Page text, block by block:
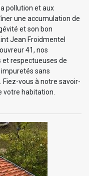
pollution et aux
une accumulation de
et son bon
Jean Froidmentel
41, nos
respectueuses de
sans
vous à notre savoir-
votre habitation.